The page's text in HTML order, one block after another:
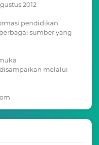
2012
pendidikan
sumber yang
melalui